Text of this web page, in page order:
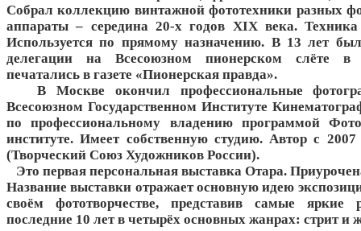
Собрал коллекцию винтажной фототехники разных
аппараты – середина 20-х годов XIX века.
Используется по прямому назначению. В 13 лет был
делегации на Всесоюзном пионерском слёте
печатались в газете «Пионерская правда».
В Москве окончил профессиональные
Всесоюзном Государственном Институте
по профессиональному владению программой
институте. Имеет собственную студию. Автор с
(Творческий Союз Художников России).
Это первая персональная выставка Отара.
Название выставки отражает основную идею
своём фототворчестве, представив самые яркие
последние 10 лет в четырёх основных жанрах: стрит и